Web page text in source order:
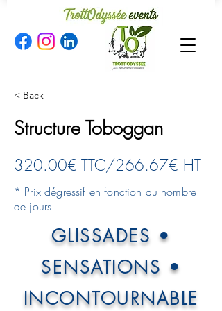
< Back
Structure Toboggan
320.00€ TTC/266.67€ HT
* Prix dégressif en fonction du nombre
de jours
GLISSADES •
SENSATIONS •
INCONTOURNABLE